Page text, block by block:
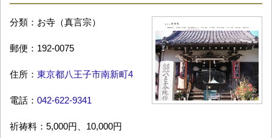
分類：お寺（真言宗）
郵便：192-0075
住所： 東京都八王子市南新町4
電話： 042-622-9341
祈祷料：5,000円、10,000円